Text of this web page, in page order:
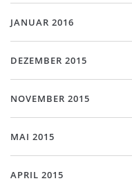
JANUAR 2016
DEZEMBER 2015
NOVEMBER 2015
MAI 2015
APRIL 2015